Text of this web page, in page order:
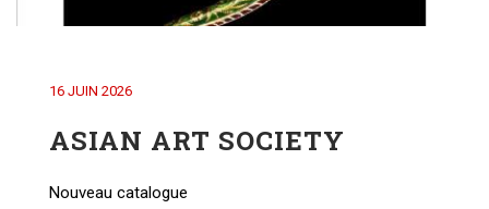
16 JUIN 2026
ASIAN ART SOCIETY
Nouveau catalogue